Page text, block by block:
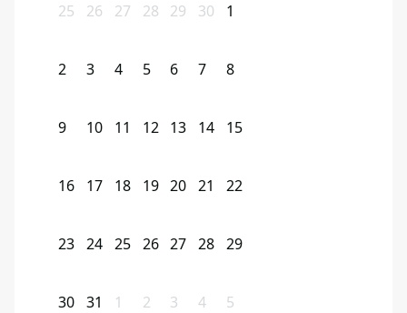
25 26 27 28 29 30 1
2 3 4 5 6 7 8
9 10 11 12 13 14 15
16 17 18 19 20 21 22
23 24 25 26 27 28 29
30 31 1 2 3 4 5